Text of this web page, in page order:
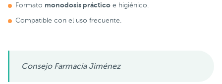
Formato monodosis práctico e higiénico.
Compatible con el uso frecuente.
Consejo Farmacia Jiménez